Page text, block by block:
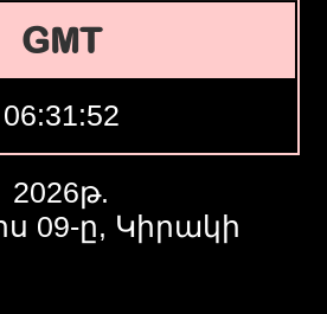
GMT
06:31:53
2026թ.
09-ը, Կիրակի